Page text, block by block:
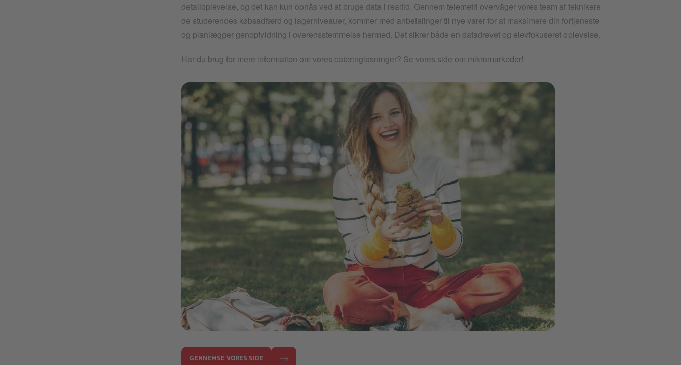
detailoplevelse, og det kan kun opnås ved at bruge data i realtid. Gennem telemetri overvåger vores team af teknikere
de studerendes købsadfærd og lagerniveauer, kommer med anbefalinger til nye varer for at maksimere din fortjeneste
og planlægger genopfyldning i overensstemmelse hermed. Det sikrer både en datadrevet og elevfokuseret oplevelse.
Har du brug for mere information om vores cateringløsninger? Se vores side om mikromarkeder!
GENNEMSE VORES SIDE